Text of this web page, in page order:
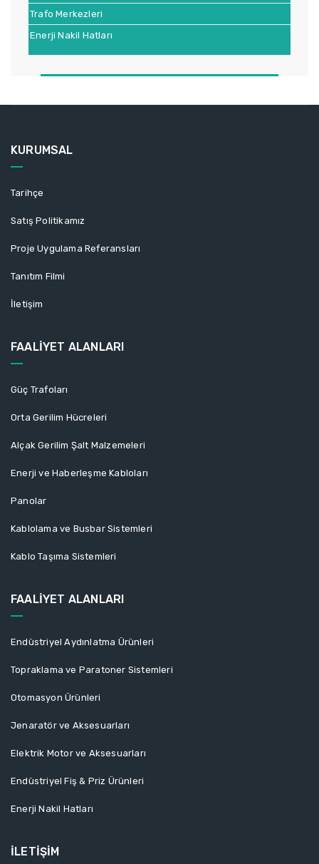
Trafo Merkezleri
Enerji Nakil Hatları
KURUMSAL
Tarihçe
Satış Politikamız
Proje Uygulama Referansları
Tanıtım Filmi
İletişim
FAALİYET ALANLARI
Güç Trafoları
Orta Gerilim Hücreleri
Alçak Gerilim Şalt Malzemeleri
Enerji ve Haberleşme Kabloları
Panolar
Kablolama ve Busbar Sistemleri
Kablo Taşıma Sistemleri
FAALİYET ALANLARI
Endüstriyel Aydınlatma Ürünleri
Topraklama ve Paratoner Sistemleri
Otomasyon Ürünleri
Jenaratör ve Aksesuarları
Elektrik Motor ve Aksesuarları
Endüstriyel Fiş & Priz Ürünleri
Enerji Nakil Hatları
İLETİŞİM